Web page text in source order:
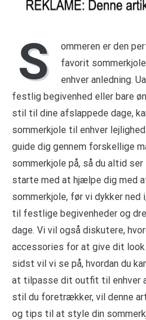
S
ommeren er den
favorit
enhver anledning.
festlig begivenhed eller bare
stil til dine afslappede dage,
sommerkjole til enhver
guide dig gennem forskellige
sommerkjole på, så du altid
starte med at hjælpe dig med
sommerkjole, før vi dykker ned
til festlige begivenheder og
dage. Vi vil også diskutere,
accessories for at give dit
sidst vil vi se på, hvordan du
at tilpasse dit outfit til enhver
stil du foretrækker, vil denne
og tips til at style din